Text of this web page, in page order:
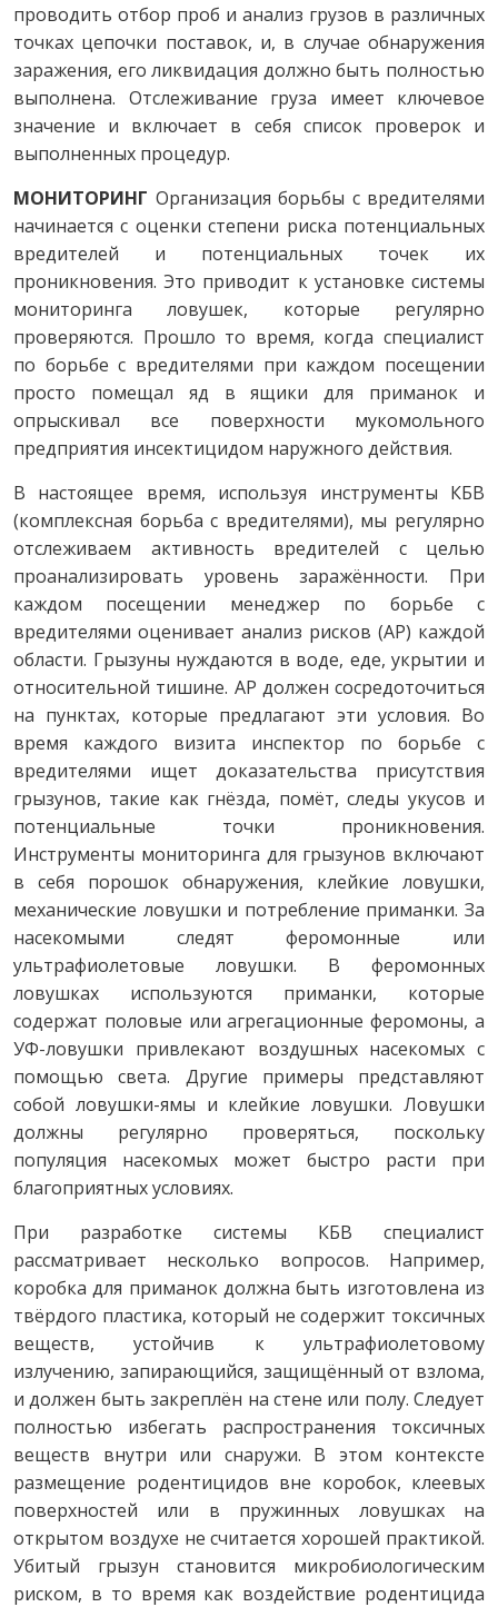
проводить отбор проб и анализ грузов в различных
точках цепочки поставок, и, в случае обнаружения
заражения, его ликвидация должно быть полностью
выполнена. Отслеживание груза имеет ключевое
значение и включает в себя список проверок и
выполненных процедур.
МОНИТОРИНГ Организация борьбы с вредителями
начинается с оценки степени риска потенциальных
вредителей и потенциальных точек их
проникновения. Это приводит к установке системы
мониторинга ловушек, которые регулярно
проверяются. Прошло то время, когда специалист
по борьбе с вредителями при каждом посещении
просто помещал яд в ящики для приманок и
опрыскивал все поверхности мукомольного
предприятия инсектицидом наружного действия.
В настоящее время, используя инструменты КБВ
(комплексная борьба с вредителями), мы регулярно
отслеживаем активность вредителей с целью
проанализировать уровень заражённости. При
каждом посещении менеджер по борьбе с
вредителями оценивает анализ рисков (АР) каждой
области. Грызуны нуждаются в воде, еде, укрытии и
относительной тишине. АР должен сосредоточиться
на пунктах, которые предлагают эти условия. Во
время каждого визита инспектор по борьбе с
вредителями ищет доказательства присутствия
грызунов, такие как гнёзда, помёт, следы укусов и
потенциальные точки проникновения.
Инструменты мониторинга для грызунов включают
в себя порошок обнаружения, клейкие ловушки,
механические ловушки и потребление приманки. За
насекомыми следят феромонные или
ультрафиолетовые ловушки. В феромонных
ловушках используются приманки, которые
содержат половые или агрегационные феромоны, а
УФ-ловушки привлекают воздушных насекомых с
помощью света. Другие примеры представляют
собой ловушки-ямы и клейкие ловушки. Ловушки
должны регулярно проверяться, поскольку
популяция насекомых может быстро расти при
благоприятных условиях.
При разработке системы КБВ специалист
рассматривает несколько вопросов. Например,
коробка для приманок должна быть изготовлена из
твёрдого пластика, который не содержит токсичных
веществ, устойчив к ультрафиолетовому
излучению, запирающийся, защищённый от взлома,
и должен быть закреплён на стене или полу. Следует
полностью избегать распространения токсичных
веществ внутри или снаружи. В этом контексте
размещение родентицидов вне коробок, клеевых
поверхностей или в пружинных ловушках на
открытом воздухе не считается хорошей практикой.
Убитый грызун становится микробиологическим
риском, в то время как воздействие родентицида